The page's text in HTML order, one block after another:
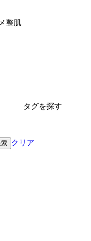
整肌
タグを探す
クリア